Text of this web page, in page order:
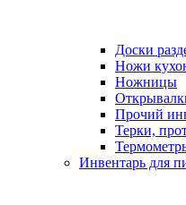
Доски
Ножи
Ножницы
Прочий
Терки,
Инвентарь для